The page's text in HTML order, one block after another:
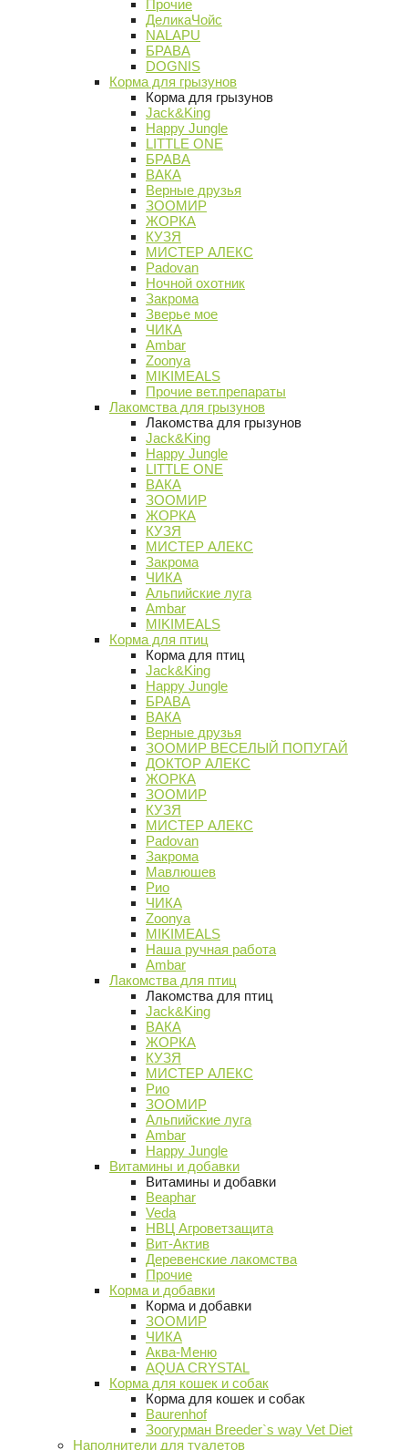
Прочие
ДеликаЧойс
NALAPU
БРАВА
DOGNIS
Корма для грызунов
Корма для грызунов
Jack&King
Happy Jungle
LITTLE ONE
БРАВА
ВАКА
Верные друзья
ЗООМИР
ЖОРКА
КУЗЯ
МИСТЕР АЛЕКС
Padovan
Ночной охотник
Закрома
Зверье мое
ЧИКА
Ambar
Zoonya
MIKIMEALS
Прочие вет.препараты
Лакомства для грызунов
Лакомства для грызунов
Jack&King
Happy Jungle
LITTLE ONE
ВАКА
ЗООМИР
ЖОРКА
КУЗЯ
МИСТЕР АЛЕКС
Закрома
ЧИКА
Альпийские луга
Ambar
MIKIMEALS
Корма для птиц
Корма для птиц
Jack&King
Happy Jungle
БРАВА
ВАКА
Верные друзья
ЗООМИР ВЕСЕЛЫЙ ПОПУГАЙ
ДОКТОР АЛЕКС
ЖОРКА
ЗООМИР
КУЗЯ
МИСТЕР АЛЕКС
Padovan
Закрома
Мавлюшев
Рио
ЧИКА
Zoonya
MIKIMEALS
Наша ручная работа
Ambar
Лакомства для птиц
Лакомства для птиц
Jack&King
ВАКА
ЖОРКА
КУЗЯ
МИСТЕР АЛЕКС
Рио
ЗООМИР
Альпийские луга
Ambar
Happy Jungle
Витамины и добавки
Витамины и добавки
Beaphar
Veda
НВЦ Агроветзащита
Вит-Актив
Деревенские лакомства
Прочие
Корма и добавки
Корма и добавки
ЗООМИР
ЧИКА
Аква-Меню
AQUA CRYSTAL
Корма для кошек и собак
Корма для кошек и собак
Baurenhof
Зоогурман Breeder`s way Vet Diet
Наполнители для туалетов